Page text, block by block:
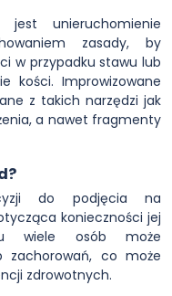
unieruchomienie
zasady, by
w przypadku stawu lub
kości. Improwizowane
z takich narzędzi jak
a nawet fragmenty
do podjęcia na
konieczności jej
wiele osób może
zachorowań, co może
zdrowotnych.